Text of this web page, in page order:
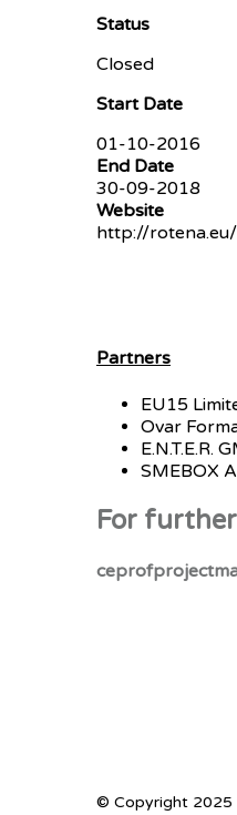
Status
Closed
Start Date
01-10-2016
End Date
30-09-2018
Website
http://rotena.eu/
Partners
EU15
Ovar
E.N.T.E.R.
SMEBOX
For
© Copyright 2025